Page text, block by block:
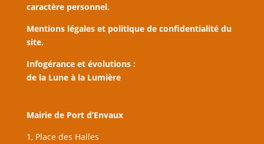
caractère personnel.
Mentions légales et politique de confidentialité du
site.
Infogérance et évolutions :
de la Lune à la Lumière
Mairie de Port d’Envaux
1, Place des Halles